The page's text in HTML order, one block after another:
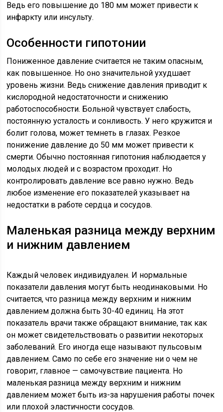
Ведь его повышение до 180 мм может привести к
инфаркту или инсульту.
Особенности гипотонии
Пониженное давление считается не таким опасным,
как повышенное. Но оно значительной ухудшает
уровень жизни. Ведь снижение давления приводит к
кислородной недостаточности и снижению
работоспособности. Больной чувствует слабость,
постоянную усталость и сонливость. У него кружится и
болит голова, может темнеть в глазах. Резкое
понижение давление до 50 мм может привести к
смерти. Обычно постоянная гипотония наблюдается у
молодых людей и с возрастом проходит. Но
контролировать давление все равно нужно. Ведь
любое изменение его показателей указывает на
недостатки в работе сердца и сосудов.
Маленькая разница между верхним
и нижним давлением
Каждый человек индивидуален. И нормальные
показатели давления могут быть неодинаковыми. Но
считается, что разница между верхним и нижним
давлением должна быть 30-40 единиц. На этот
показатель врачи также обращают внимание, так как
он может свидетельствовать о развитии некоторых
заболеваний. Его иногда еще называют пульсовым
давлением. Само по себе его значение ни о чем не
говорит, главное — самочувствие пациента. Но
маленькая разница между верхним и нижним
давлением может быть из-за нарушения работы почек
или плохой эластичности сосудов.